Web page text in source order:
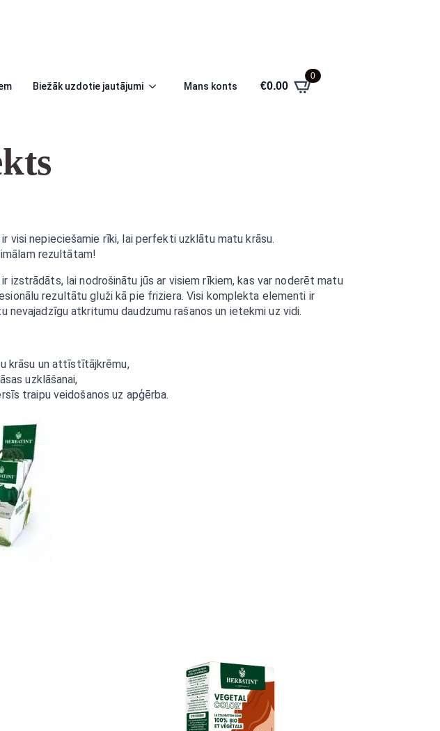
Biežāk uzdotie jautājumi Mans konts €0.00
0
visi nepieciešamie rīki, lai perfekti uzklātu matu krāsu.
rezultātam!
izstrādāts, lai nodrošinātu jūs ar visiem rīkiem, kas var noderēt matu
rezultātu gluži kā pie friziera. Visi komplekta elementi ir
nevajadzīgu atkritumu daudzumu rašanos un ietekmi uz vidi.
krāsu un attīstītājkrēmu,
uzklāšanai,
traipu veidošanos uz apģērba.